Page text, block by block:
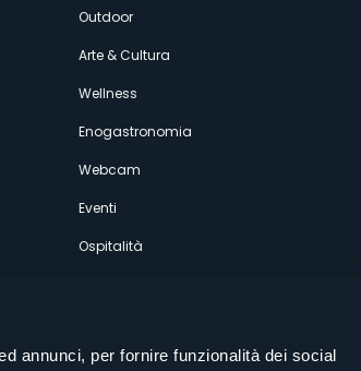
annunci, per fornire funzionalità dei social
Outdoor
Arte & Cultura
Wellness
Enogastronomia
Webcam
Eventi
Ospitalità